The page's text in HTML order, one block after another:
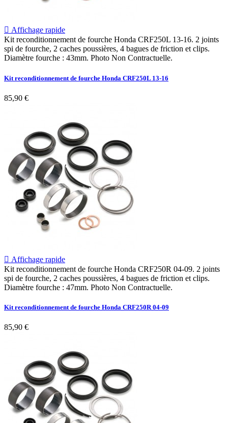
 Affichage rapide
Kit reconditionnement de fourche Honda CRF250L 13-16. 2 joints
spi de fourche, 2 caches poussières, 4 bagues de friction et clips.
Diamètre fourche : 43mm. Photo Non Contractuelle.
Kit reconditionnement de fourche Honda CRF250L 13-16
85,90 €
 Affichage rapide
Kit reconditionnement de fourche Honda CRF250R 04-09. 2 joints
spi de fourche, 2 caches poussières, 4 bagues de friction et clips.
Diamètre fourche : 47mm. Photo Non Contractuelle.
Kit reconditionnement de fourche Honda CRF250R 04-09
85,90 €